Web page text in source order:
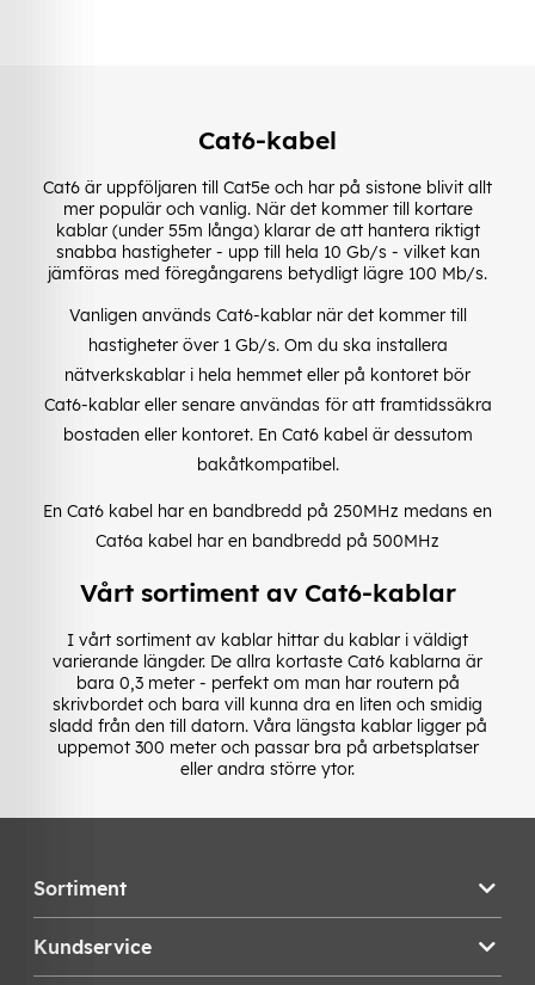
Cat6-kabel
Cat6 är uppföljaren till Cat5e och har på sistone blivit allt
mer populär och vanlig. När det kommer till kortare
kablar (under 55m långa) klarar de att hantera riktigt
snabba hastigheter - upp till hela 10 Gb/s - vilket kan
jämföras med föregångarens betydligt lägre 100 Mb/s.
Vanligen används Cat6-kablar när det kommer till
hastigheter över 1 Gb/s. Om du ska installera
nätverkskablar i hela hemmet eller på kontoret bör
Cat6-kablar eller senare användas för att framtidssäkra
bostaden eller kontoret. En Cat6 kabel är dessutom
bakåtkompatibel.
En Cat6 kabel har en bandbredd på 250MHz medans en
Cat6a kabel har en bandbredd på 500MHz
Vårt sortiment av Cat6-kablar
I vårt sortiment av kablar hittar du kablar i väldigt
varierande längder. De allra kortaste Cat6 kablarna är
bara 0,3 meter - perfekt om man har routern på
skrivbordet och bara vill kunna dra en liten och smidig
sladd från den till datorn. Våra längsta kablar ligger på
uppemot 300 meter och passar bra på arbetsplatser
eller andra större ytor.
Sortiment
Kundservice